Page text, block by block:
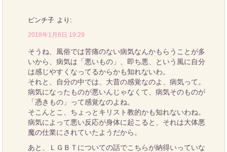
ピンチ子 より:
2018年1月6日 19:29
そうね、風俗では苦痛のない病気なんかもらうことが多
いから、病気は「悪いもの」、即ち悪、という風に自分
は感じやすくなってるからかも知れないわ。
それと、自分の中では、大昔の感覚なのよ、病気って。
病気になったものが悪いんじゃなくて、病気そのものが
「憑きもの」って感覚なのよね。
そこんとこ、ちょっとキリスト教的かも知れないわね。
病気によって悪い反応が身体に起こると、それは大体悪
魔の仕業にされていたようだから。
あと、ＬＧＢＴについての話でこちらが納得いっていな